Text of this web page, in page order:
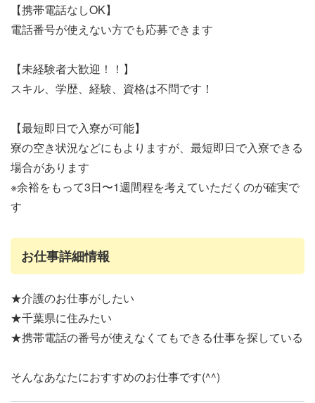
【携帯電話なしOK】
電話番号が使えない方でも応募できます
【未経験者大歓迎！！】
スキル、学歴、経験、資格は不問です！
【最短即日で入寮が可能】
寮の空き状況などにもよりますが、最短即日で入寮できる
場合があります
※余裕をもって3日〜1週間程を考えていただくのが確実で
す
お仕事詳細情報
★介護のお仕事がしたい
★千葉県に住みたい
★携帯電話の番号が使えなくてもできる仕事を探している
そんなあなたにおすすめのお仕事です(^^)